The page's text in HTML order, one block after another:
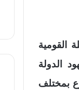
القومية
الدولة
بمختلف